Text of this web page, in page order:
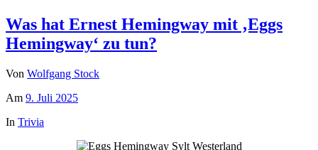
Was hat Ernest Hemingway mit ‚Eggs
Hemingway‘ zu tun?
Von Wolfgang Stock
Am 9. Juli 2025
In Trivia